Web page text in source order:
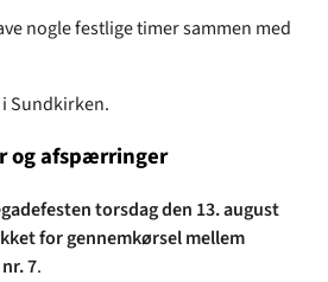
nogle festlige timer sammen med
Sundkirken.
og afspærringer
torsdag den 13. august
for gennemkørsel mellem
7.